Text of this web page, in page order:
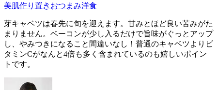
美肌作り置き おつまみ洋食
芽キャベツは春先に旬を迎えます。甘みとほど良い苦みがた
まりません。ベーコンが少し入るだけで旨味がぐっとアップ
し、やみつきになること間違いなし！普通のキャベツよりビ
タミンCがなんと4倍も多く含まれているのも嬉しいポイン
トです。